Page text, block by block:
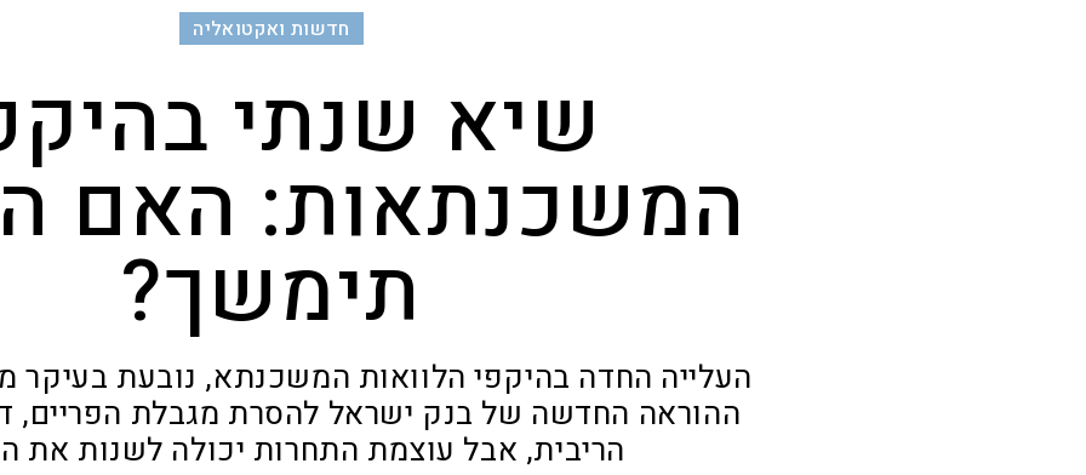
חדשות ואקטואליה
שיא שנתי
המשכנתאות: האם
תימשך?
העלייה החדה בהיקפי הלוואות המשכנתא, נובעת בעיקר
ההוראה החדשה של בנק ישראל להסרת מגבלת הפריים,
הריבית, אבל עוצמת התחרות יכולה לשנות את